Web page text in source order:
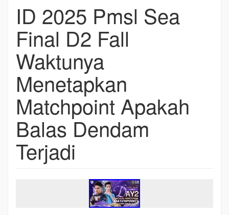
ID 2025 Pmsl Sea
Final D2 Fall
Waktunya
Menetapkan
Matchpoint Apakah
Balas Dendam
Terjadi